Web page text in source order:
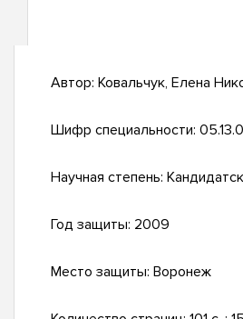
Автор: Ковальчук, Елена
Шифр специальности:
Научная степень:
Год защиты: 2009
Место защиты: Воронеж